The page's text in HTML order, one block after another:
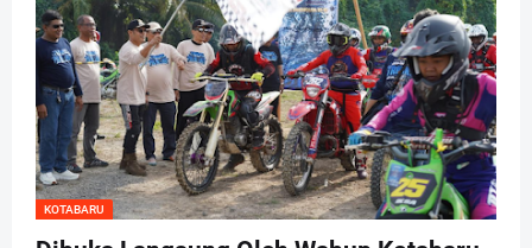
KOTABARU